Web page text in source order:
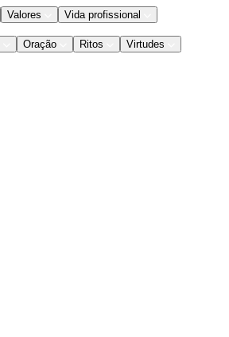
Valores Vida profissional
Oração Ritos Virtudes